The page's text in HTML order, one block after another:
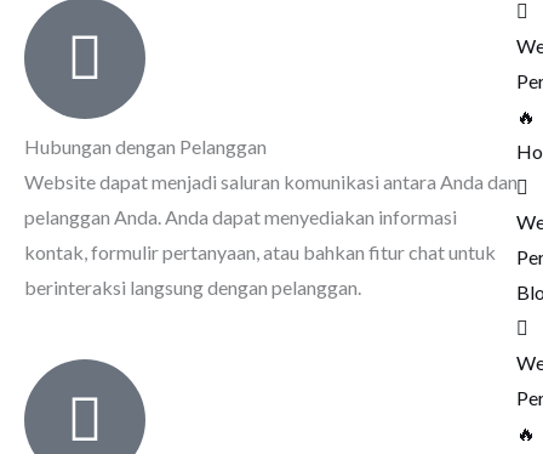
🔥
🔥
Hubungan dengan Pelanggan
Website dapat menjadi saluran komunikasi antara Anda dan
pelanggan Anda. Anda dapat menyediakan informasi
kontak, formulir pertanyaan, atau bahkan fitur chat untuk
berinteraksi langsung dengan pelanggan.